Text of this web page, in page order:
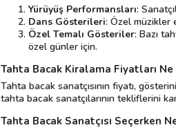
Yürüyüş Performansları:
Dans Gösterileri: Özel müzikler
Özel Temalı Gösteriler: Bazı
özel günler için.
Tahta Bacak Kiralama Fiyatları Ne
Tahta bacak sanatçısının fiyatı,
tahta bacak sanatçılarının tekliflerini
Tahta Bacak Sanatçısı Seçerken